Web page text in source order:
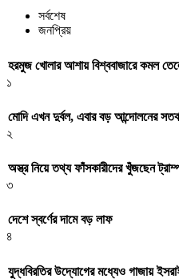
সর্বশেষ
জনপ্রিয়
হরমুজ খোলার আশায় বিশ্ববাজারে কমল
১
মোদি এখন দুর্বল, এবার বড় আন্দোলনের
২
অস্ত্র নিয়ে তথ্য ফাঁসকারীদের খুঁজছেন
৩
দেশে স্বর্ণের দামে বড় লাফ
৪
যুদ্ধবিরতির উদ্যোগের মধ্যেও গাজায়